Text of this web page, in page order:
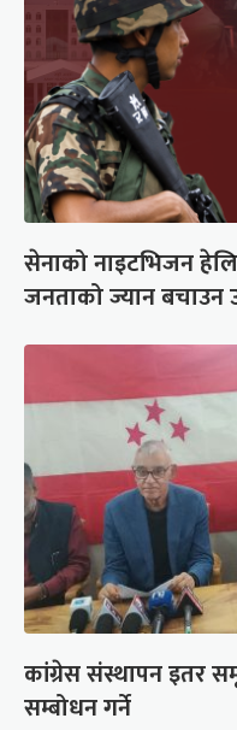
सेनाको नाइटभिजन
जनताको ज्यान बचाउन
कांग्रेस संस्थापन इतर
सम्बोधन गर्ने